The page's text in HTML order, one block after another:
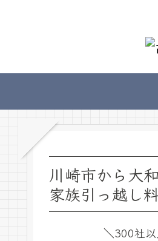
川崎市から大
家族引っ越し
＼300社